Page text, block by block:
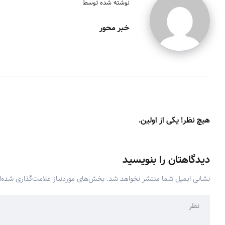
نوشته شده توسط
خبر محور
هیچ نظر! یکی از اولین.
دیدگاهتان را بنویسید
نشانی ایمیل شما منتشر نخواهد شد. بخش‌های موردنیاز علامت‌گذاری